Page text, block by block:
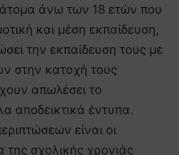
άνω των 18 ετών που
και μέση εκπαίδευση,
την εκπαίδευση τους με
στην κατοχή τους
απωλέσει το
αποδεικτικά έντυπα.
είναι οι
σχολικής χρονιάς